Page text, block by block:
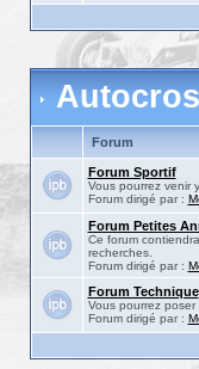
Forum
Forum Sportif
Vous pourrez venir
Forum dirigé par :
Forum Petites
Ce forum
recherches.
Forum dirigé par :
Forum Technique
Vous pourrez
Forum dirigé par :